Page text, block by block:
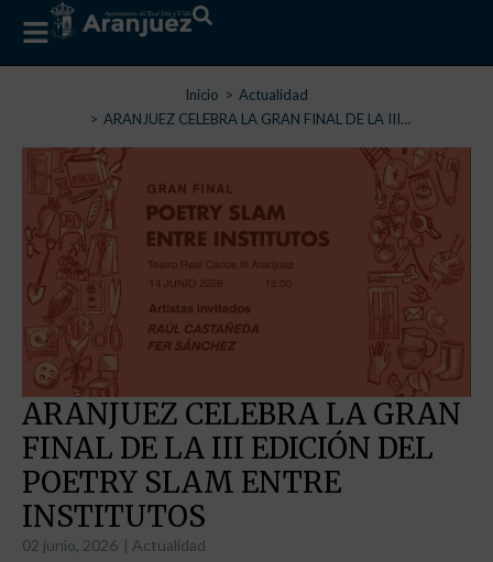
Inicio
Actualidad
ARANJUEZ CELEBRA LA GRAN FINAL DE LA III…
ARANJUEZ CELEBRA LA GRAN
FINAL DE LA III EDICIÓN DEL
POETRY SLAM ENTRE
INSTITUTOS
02 junio, 2026 | Actualidad